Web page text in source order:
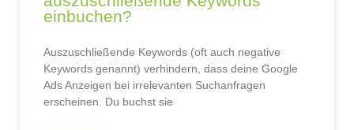
einbuchen?
Auszuschließende Keywords (oft auch negative
Keywords genannt) verhindern, dass deine Google
Ads Anzeigen bei irrelevanten Suchanfragen
erscheinen. Du buchst sie